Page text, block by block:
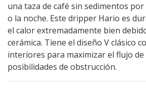
una taza de café sin sedimentos
o la noche. Este dripper Hario es
el calor extremadamente bien
cerámica. Tiene el diseño V clásico
interiores para maximizar el flujo
posibilidades de obstrucción.